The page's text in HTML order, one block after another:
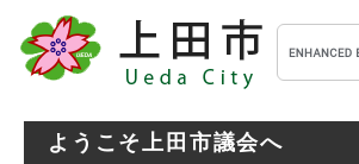
メニューを飛ばして本文へ
キ
ー
ワ
ようこそ上田市議会へ